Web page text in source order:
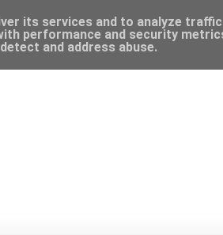
its services and to analyze
performance and security
and address abuse.